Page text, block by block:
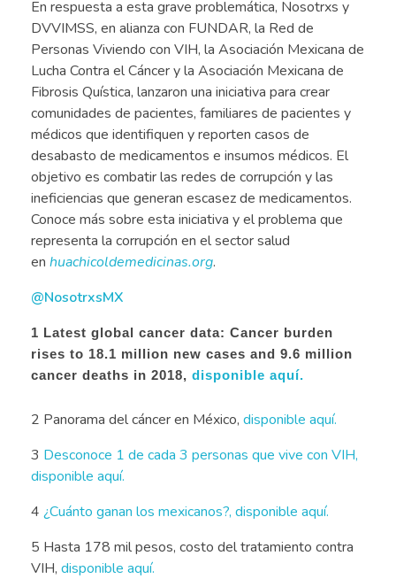
En respuesta a esta grave problemática, Nosotrxs y
DVVIMSS, en alianza con FUNDAR, la Red de
Personas Viviendo con VIH, la Asociación Mexicana de
Lucha Contra el Cáncer y la Asociación Mexicana de
Fibrosis Quística, lanzaron una iniciativa para crear
comunidades de pacientes, familiares de pacientes y
médicos que identifiquen y reporten casos de
desabasto de medicamentos e insumos médicos. El
objetivo es combatir las redes de corrupción y las
ineficiencias que generan escasez de medicamentos.
Conoce más sobre esta iniciativa y el problema que
representa la corrupción en el sector salud
en huachicoldemedicinas.org.
@NosotrxsMX
1 Latest global cancer data: Cancer burden
rises to 18.1 million new cases and 9.6 million
cancer deaths in 2018, disponible aquí.
2 Panorama del cáncer en México, disponible aquí.
3 Desconoce 1 de cada 3 personas que vive con VIH,
disponible aquí.
4 ¿Cuánto ganan los mexicanos?, disponible aquí.
5 Hasta 178 mil pesos, costo del tratamiento contra
VIH, disponible aquí.